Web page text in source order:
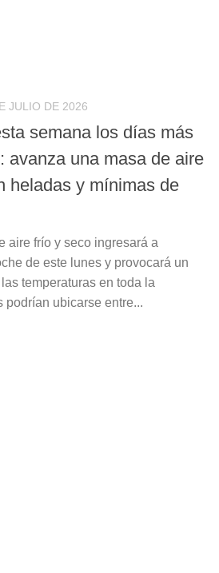
JULIO DE 2026
semana los días más
avanza una masa de aire
heladas y mínimas de
aire frío y seco ingresará a
de este lunes y provocará un
temperaturas en toda la
podrían ubicarse entre...